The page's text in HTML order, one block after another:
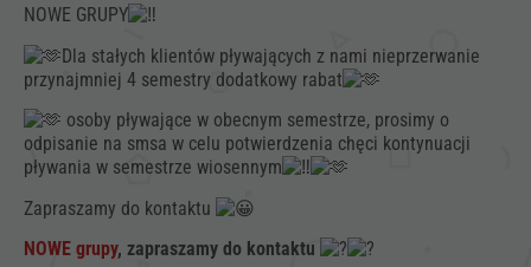
NOWE GRUPY
Dla stałych klientów pływających z nami nieprzerwanie
przynajmniej 4 semestry dodatkowy rabat
osoby pływające w obecnym semestrze, prosimy o
odpisanie na smsa w celu potwierdzenia chęci kontynuacji
pływania w semestrze wiosennym
Zapraszamy do kontaktu
NOWE grupy, zapraszamy do kontaktuopcjonalne. Są